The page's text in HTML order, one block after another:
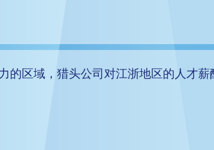
的区域，猎头公司对江浙地区的人才薪